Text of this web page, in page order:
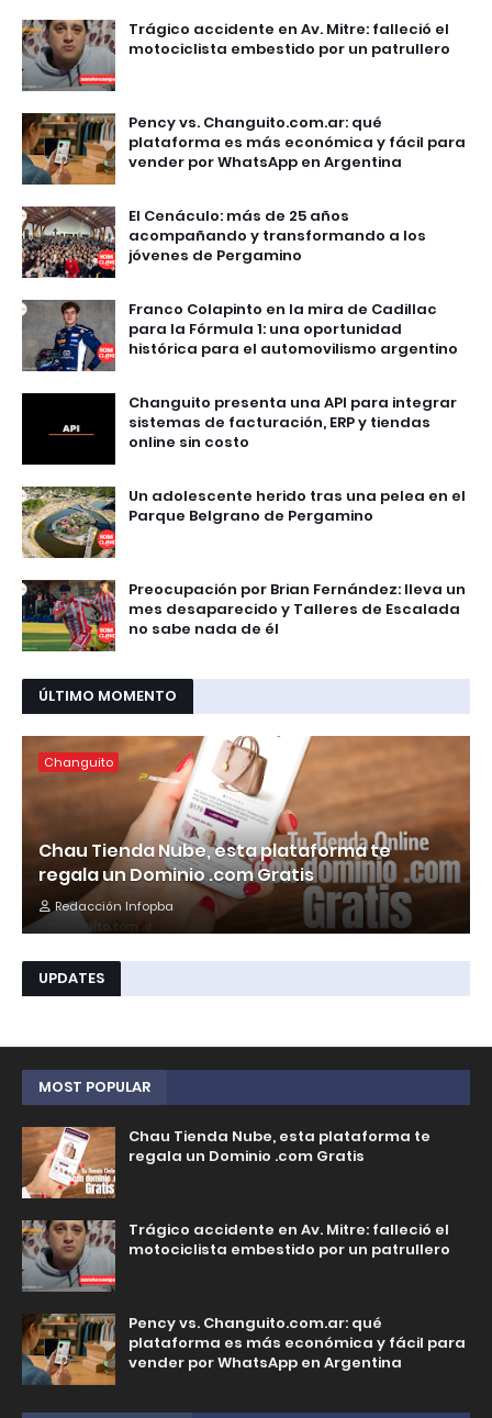
Trágico accidente en Av. Mitre: falleció el
motociclista embestido por un patrullero
Pency vs. Changuito.com.ar: qué
plataforma es más económica y fácil para
vender por WhatsApp en Argentina
El Cenáculo: más de 25 años
acompañando y transformando a los
jóvenes de Pergamino
Franco Colapinto en la mira de Cadillac
para la Fórmula 1: una oportunidad
histórica para el automovilismo argentino
Changuito presenta una API para integrar
sistemas de facturación, ERP y tiendas
online sin costo
Un adolescente herido tras una pelea en el
Parque Belgrano de Pergamino
Preocupación por Brian Fernández: lleva un
mes desaparecido y Talleres de Escalada
no sabe nada de él
ÚLTIMO MOMENTO
Changuito
Chau Tienda Nube, esta plataforma te
regala un Dominio .com Gratis
Redacción Infopba
UPDATES
MOST POPULAR
Chau Tienda Nube, esta plataforma te
regala un Dominio .com Gratis
Trágico accidente en Av. Mitre: falleció el
motociclista embestido por un patrullero
Pency vs. Changuito.com.ar: qué
plataforma es más económica y fácil para
vender por WhatsApp en Argentina